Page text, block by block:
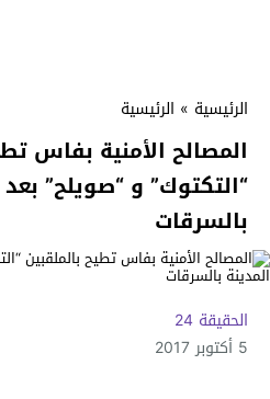
الرئيسية » الرئيسية
المصالح الأمنية بفاس
“التكتوك” و “صويلح”
بالسرقات
الحقيقة 24
5 أكتوبر 2017